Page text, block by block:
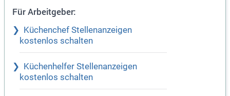
Für Arbeitgeber:
Küchenchef Stellenanzeigen
kostenlos schalten
Küchenhelfer Stellenanzeigen
kostenlos schalten